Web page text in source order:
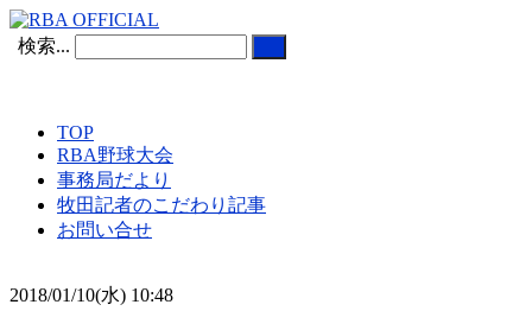
検索...
TOP
RBA野球大会
事務局だより
牧田記者のこだわり記事
お問い合せ
2018/01/10(水) 10:48